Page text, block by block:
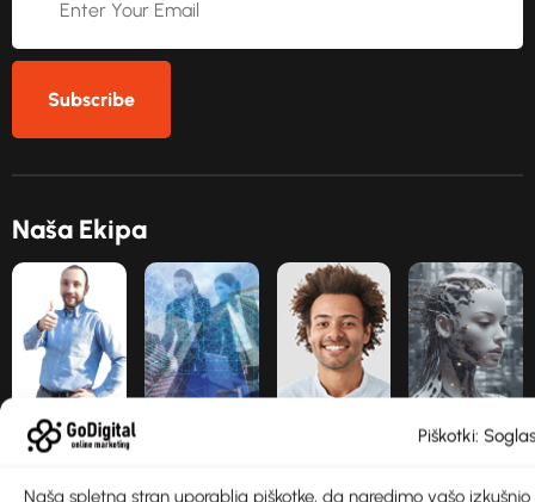
Piškotki:
Naša spletna stran uporablja piškotke, da naredimo vašo
Subscribe
Naša Ekipa